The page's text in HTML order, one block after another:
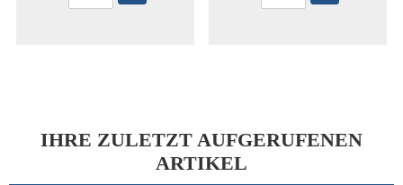
IHRE ZULETZT AUFGERUFENEN
ARTIKEL